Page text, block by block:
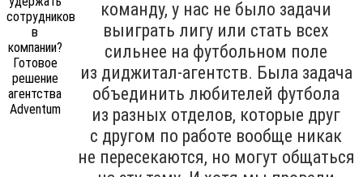
команду, у нас не было задачи
выиграть лигу или стать всех
сильнее на футбольном поле
из диджитал-агентств. Была задача
объединить любителей футбола
из разных отделов, которые друг
с другом по работе вообще никак
не пересекаются, но могут общаться